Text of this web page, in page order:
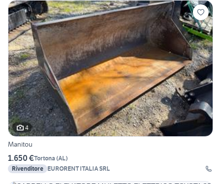
4
Manitou
1.650 €Tortona (AL)
Rivenditore EURORENT ITALIA SRL